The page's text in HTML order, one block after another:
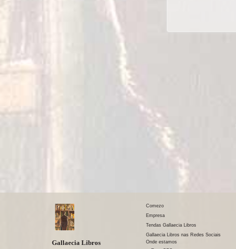
Gallaecia Libros
Comezo
Empresa
Tendas Gallaecia Libros
Gallaecia Libros nas Redes Sociais
Onde estamos